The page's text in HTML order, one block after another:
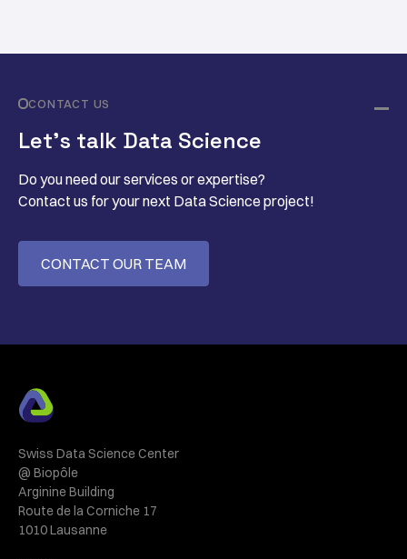
CONTACT US
Let’s talk Data Science
Do you need our services or expertise?
Contact us for your next Data Science project!
CONTACT OUR TEAM
Swiss Data Science Center
@ Biopôle
Arginine Building
Route de la Corniche 17
1010 Lausanne